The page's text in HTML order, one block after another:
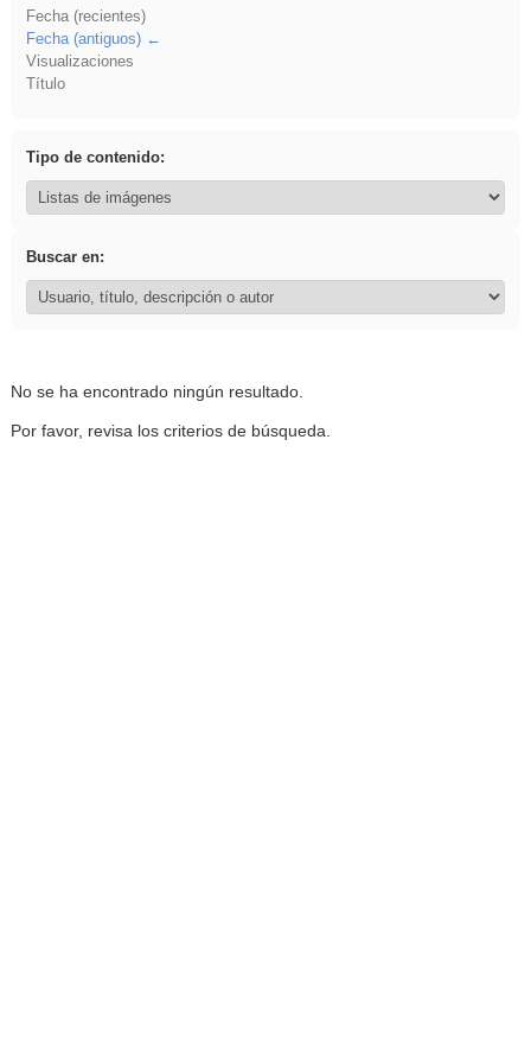
Fecha (recientes)
Fecha (antiguos)
Visualizaciones
Título
Tipo de contenido:
Buscar en:
No se ha encontrado ningún resultado.
Por favor, revisa los criterios de búsqueda.